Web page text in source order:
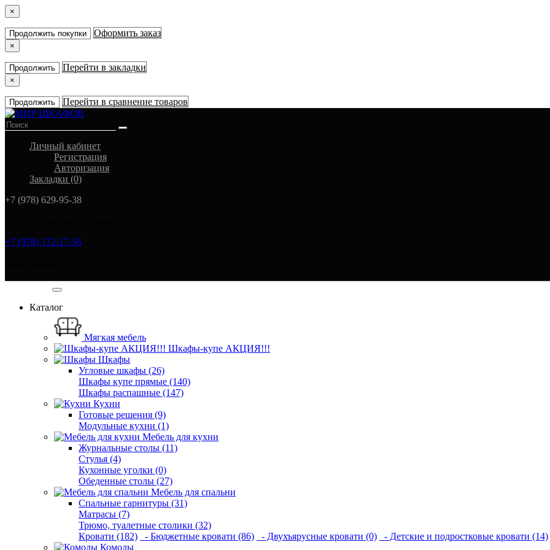
×
Продолжить покупки Оформить заказ
×
Продолжить Перейти в закладки
×
Продолжить Перейти в сравнение товаров
Личный кабинет
Регистрация
Авторизация
Закладки (0)
+7 (978) 629-95-38
+7 (978) 172-17-56
Каталог
Мягкая мебель
Шкафы-купе АКЦИЯ!!!
Шкафы
Угловые шкафы (26)
Шкафы купе прямые (140)
Шкафы распашные (147)
Кухни
Готовые решения (9)
Модульные кухни (1)
Мебель для кухни
Журнальные столы (11)
Стулья (4)
Кухонные уголки (0)
Обеденные столы (27)
Мебель для спальни
Спальные гарнитуры (31)
Матрасы (7)
Трюмо, туалетные столики (32)
Кровати (182)
- Бюджетные кровати (86) - Двухъярусные кровати (0) - Детские и подростковые кровати (14)
Комоды